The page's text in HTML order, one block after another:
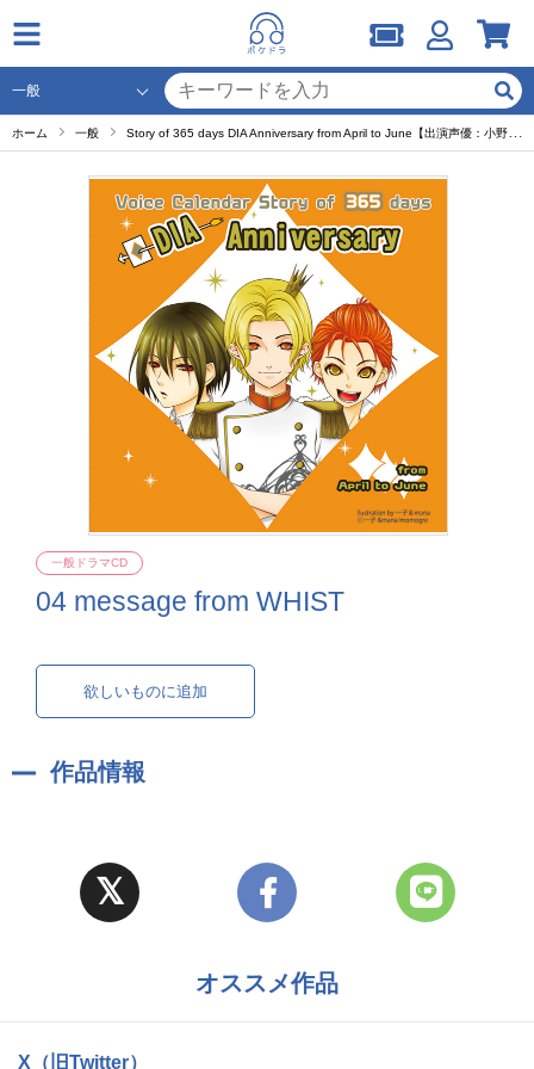
ホーム 一般 Story of 365 days DIA Anniversary from April to June【出演声優：小野大輔 櫻井孝宏 宮野真守】
04 message from WHIST
一般ドラマCD
欲しいものに追加
作品情報
オススメ作品
X（旧Twitter）